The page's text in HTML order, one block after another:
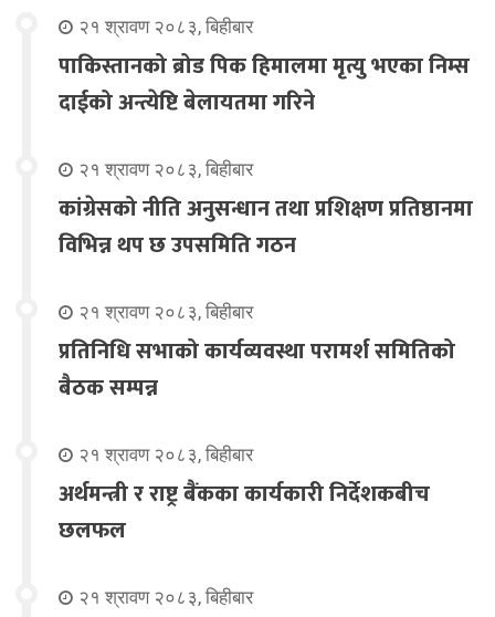
२१ श्रावण २०८३, बिहीबार
पाकिस्तानको ब्रोड पिक हिमालमा मृत्यु भएका निम्स
दाईको अन्त्येष्टि बेलायतमा गरिने
२१ श्रावण २०८३, बिहीबार
कांग्रेसको नीति अनुसन्धान तथा प्रशिक्षण प्रतिष्ठानमा
विभिन्न थप छ उपसमिति गठन
२१ श्रावण २०८३, बिहीबार
प्रतिनिधि सभाको कार्यव्यवस्था परामर्श समितिको
बैठक सम्पन्न
२१ श्रावण २०८३, बिहीबार
अर्थमन्त्री र राष्ट्र बैंकका कार्यकारी निर्देशकबीच
छलफल
२१ श्रावण २०८३, बिहीबार